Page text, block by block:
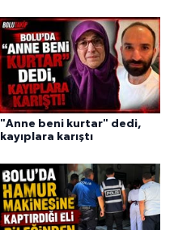
"Anne beni kurtar" dedi,
kayıplara karıştı